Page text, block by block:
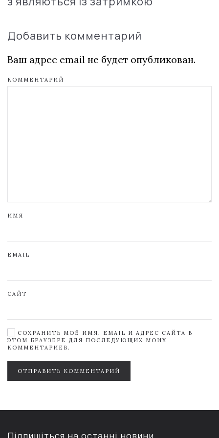
Добавить комментарий
Ваш адрес email не будет опубликован.
КОММЕНТАРИЙ
ИМЯ
EMAIL
САЙТ
СОХРАНИТЬ МОЁ ИМЯ, EMAIL И АДРЕС САЙТА В
ЭТОМ БРАУЗЕРЕ ДЛЯ ПОСЛЕДУЮЩИХ МОИХ
КОММЕНТАРИЕВ.
ОТПРАВИТЬ КОММЕНТАРИЙ
Підпишіться на останні новини